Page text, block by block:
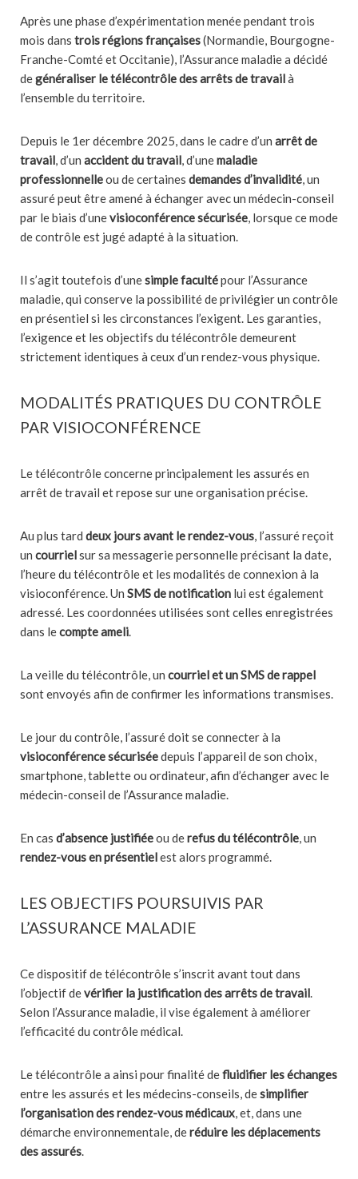
Après une phase d’expérimentation menée pendant trois
mois dans trois régions françaises(Normandie, Bourgogne-
Franche-Comté et Occitanie), l’Assurance maladie a décidé
degénéraliser le télécontrôle des arrêts de travailà
l’ensemble du territoire.
Depuis le 1er décembre 2025, dans le cadre d’un arrêt de
travail, d’un accident du travail, d’unemaladie
professionnelleou de certaines demandes d’invalidité, un
assuré peut être amené à échanger avec un médecin-conseil
par le biais d’unevisioconférence sécurisée, lorsque ce mode
de contrôle est jugé adapté à la situation.
Il s’agit toutefois d’unesimple facultépour l’Assurance
maladie, qui conserve la possibilité de privilégier un contrôle
en présentiel si les circonstances l’exigent. Les garanties,
l’exigence et les objectifs du télécontrôle demeurent
strictement identiques à ceux d’un rendez-vous physique.
MODALITÉS PRATIQUES DU CONTRÔLE
PAR VISIOCONFÉRENCE
Le télécontrôle concerne principalement les assurés en
arrêt de travail et repose sur une organisation précise.
Au plus tard deux jours avant le rendez-vous, l’assuré reçoit
un courrielsur sa messagerie personnelle précisant la date,
l’heure du télécontrôle et les modalités de connexion à la
visioconférence. Un SMS de notification lui est également
adressé. Les coordonnées utilisées sont celles enregistrées
dans lecompte ameli.
La veille du télécontrôle, un courriel et un SMS de rappel
sont envoyés afin de confirmer les informations transmises.
Le jour du contrôle, l’assuré doit se connecter à la
visioconférence sécuriséedepuis l’appareil de son choix,
smartphone, tablette ou ordinateur, afin d’échanger avec le
médecin-conseil de l’Assurance maladie.
En cas d’absence justifiéeou derefus du télécontrôle, un
rendez-vous en présentielest alors programmé.
LES OBJECTIFS POURSUIVIS PAR
L’ASSURANCE MALADIE
Ce dispositif de télécontrôle s’inscrit avant tout dans
l’objectif devérifier la justification des arrêts de travail.
Selon l’Assurance maladie, il vise également à améliorer
l’efficacité du contrôle médical.
Le télécontrôle a ainsi pour finalité defluidifier les échanges
entre les assurés et les médecins-conseils, desimplifier
l’organisation des rendez-vous médicaux, et, dans une
démarche environnementale, deréduire les déplacements
des assurés.